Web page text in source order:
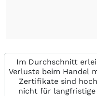
Im Durchschnitt
Verluste beim Handel
Zertifikate sind
nicht für langfristige